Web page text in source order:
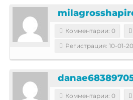
Комментарии: 0
Регистрация: 10-01-
Комментарии: 0